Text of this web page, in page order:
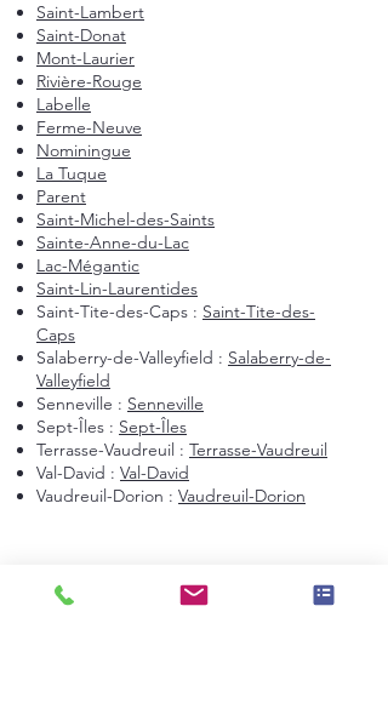
Saint-Lambert
Saint-Donat
Mont-Laurier
Rivière-Rouge
Labelle
Ferme-Neuve
Nominingue
La Tuque
Parent
Saint-Michel-des-Saints
Sainte-Anne-du-Lac
Lac-Mégantic
Saint-Lin-Laurentides
Saint-Tite-des-Caps : Saint-Tite-des-
Caps
Salaberry-de-Valleyfield : Salaberry-de-
Valleyfield
Senneville : Senneville
Sept-Îles : Sept-Îles
Terrasse-Vaudreuil : Terrasse-Vaudreuil
Val-David : Val-David
Vaudreuil-Dorion : Vaudreuil-Dorion